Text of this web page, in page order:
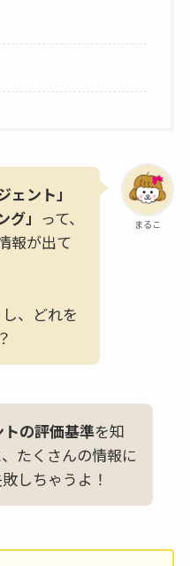
まるこ
ェント」
」 って、
報が出て
、どれを
の評価基準を知
たくさんの情報に
しちゃうよ！